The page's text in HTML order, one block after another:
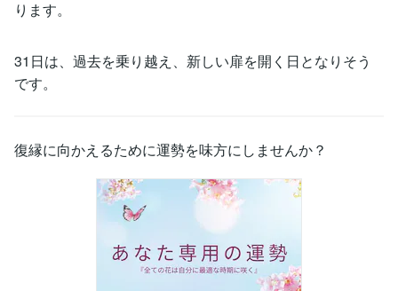
ります。
31日は、過去を乗り越え、新しい扉を開く日となりそう
です。
復縁に向かえるために運勢を味方にしませんか？